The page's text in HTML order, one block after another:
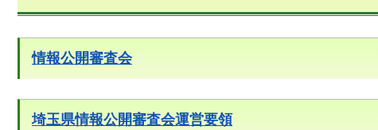
情報公開審査会
埼玉県情報公開審査会運営要領